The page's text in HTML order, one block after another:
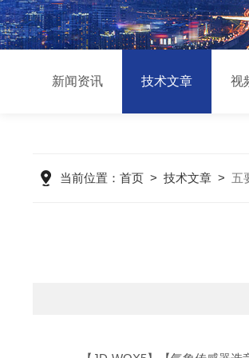
新闻资讯 技术文章 视
当前位置： 首页> 技术文章> 五